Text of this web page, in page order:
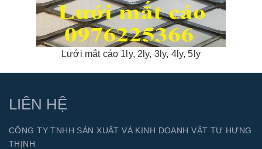
Lưới mắt cáo 1ly, 2ly, 3ly, 4ly, 5ly
LIÊN HỆ
CÔNG TY TNHH SẢN XUẤT VÀ KINH DOANH VẬT TƯ HƯNG
THỊNH